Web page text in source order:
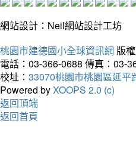
網站設計：Neil網站設計工坊
桃園市建德國小全球資訊網 版
電話：03-366-0688 傳真：03-
校址： 33070桃園市桃園區延平
Powered byXOOPS 2.0 (c)
返回頂端
返回首頁